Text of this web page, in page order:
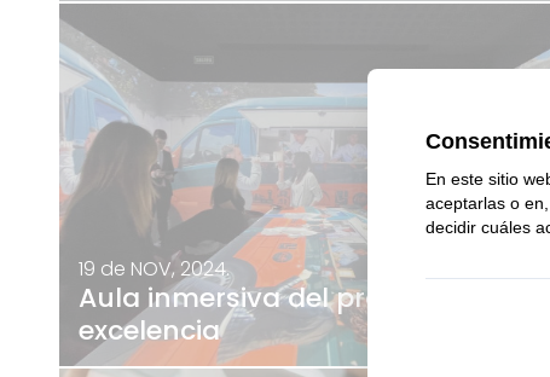
19 de NOV, 2024.
Aula inmersiva del proyecto de
excelencia